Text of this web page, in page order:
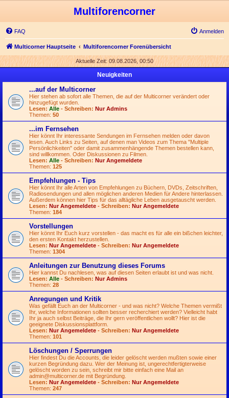
Multiforencorner
FAQ Anmelden
Multicorner Hauptseite Multiforencorner Forenübersicht
Aktuelle Zeit: 09.08.2026, 00:50
Neuigkeiten
...auf der Multicorner
Hier stehen ab sofort alle Themen, die auf der Multicorner verändert oder
hinzugefügt wurden.
Lesen: Alle - Schreiben: Nur Admins
Themen: 50
...im Fernsehen
Hier könnt Ihr interessante Sendungen im Fernsehen melden oder davon
lesen. Auch Links zu Seiten, auf denen man Videos zum Thema "Multiple
Persönlichkeiten" oder damit zusammenhängende Themen bestellen kann,
sind willkommen. Oder Diskussionen zu Filmen.
Lesen: Alle - Schreiben: Nur Angemeldete
Themen: 125
Empfehlungen - Tips
Hier könnt Ihr alle Arten von Empfehlungen zu Büchern, DVDs, Zeitschriften,
Radiosendungen und allen möglichen anderen Medien für Andere hinterlassen.
Außerdem können hier Tips für das alltägliche Leben ausgetauscht werden.
Lesen: Nur Angemeldete - Schreiben: Nur Angemeldete
Themen: 184
Vorstellungen
Hier könnt Ihr Euch kurz vorstellen - das macht es für alle ein bißchen leichter,
den ersten Kontakt herzustellen.
Lesen: Nur Angemeldete - Schreiben: Nur Angemeldete
Themen: 1304
Anleitungen zur Benutzung dieses Forums
Hier kannst Du nachlesen, was auf diesen Seiten erlaubt ist und was nicht.
Lesen: Alle - Schreiben: Nur Admins
Themen: 28
Anregungen und Kritik
Was gefällt Euch an der Multicorner - und was nicht? Welche Themen vermißt
Ihr, welche Informationen sollten besser recherchiert werden? Vielleicht habt
Ihr ja auch selbst Beiträge, die Ihr gern veröffentlichen wollt? Hier ist die
geeignete Diskussionsplattform.
Lesen: Nur Angemeldete - Schreiben: Nur Angemeldete
Themen: 101
Löschungen / Sperrungen
Hier findest Du die Accounts, die leider gelöscht werden mußten sowie einer
kurzen Begründung dazu. Wer der Meinung ist, ungerechtfertigterweise
gelöscht worden zu sein, schreibt mir bitte einfach eine Mail an
admin@multicorner.de mit Begründung.
Lesen: Nur Angemeldete - Schreiben: Nur Angemeldete
Themen: 247